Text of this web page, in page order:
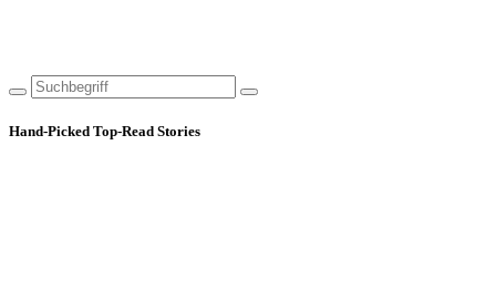
Hand-Picked Top-Read Stories